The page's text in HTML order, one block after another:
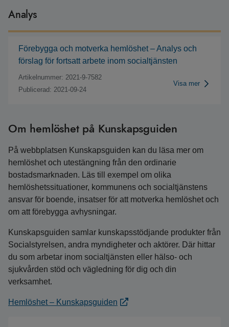
Analys
Förebygga och motverka hemlöshet – Analys och
förslag för fortsatt arbete inom socialtjänsten
Artikelnummer: 2021-9-7582
Publicerad: 2021-09-24
Visa mer
Om hemlöshet på Kunskapsguiden
På webbplatsen Kunskapsguiden kan du läsa mer om
hemlöshet och utestängning från den ordinarie
bostadsmarknaden. Läs till exempel om olika
hemlöshetssituationer, kommunens och socialtjänstens
ansvar för boende, insatser för att motverka hemlöshet och
om att förebygga avhysningar.
Kunskapsguiden samlar kunskapsstödjande produkter från
Socialstyrelsen, andra myndigheter och aktörer. Där hittar
du som arbetar inom socialtjänsten eller hälso- och
sjukvården stöd och vägledning för dig och din
verksamhet.
Hemlöshet – Kunskapsguiden